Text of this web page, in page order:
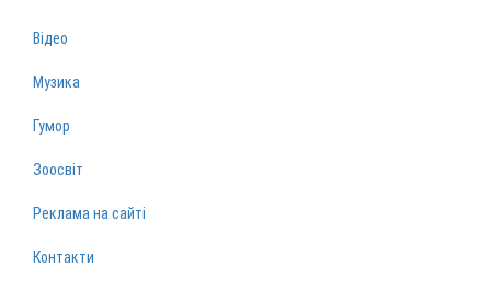
Відео
Музика
Гумор
Зоосвіт
Реклама на сайті
Контакти